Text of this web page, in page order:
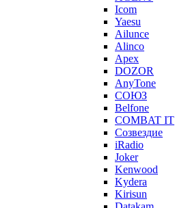
Icom
Yaesu
Ailunce
Alinco
Apex
DOZOR
AnyTone
СОЮЗ
Belfone
COMBAT IT
Созвездие
iRadio
Joker
Kenwood
Kydera
Kirisun